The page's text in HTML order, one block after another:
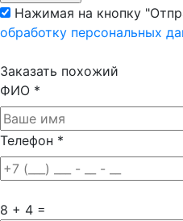
Нажимая на кнопку
обработку персональных
Заказать похожий
ФИО *
Телефон *
8 + 4 =